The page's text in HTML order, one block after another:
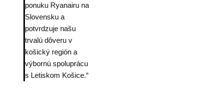
ponuku Ryanairu na
Slovensku a
potvrdzuje našu
trvalú dôveru v
košický región a
výbornú spoluprácu
s Letiskom Košice.“